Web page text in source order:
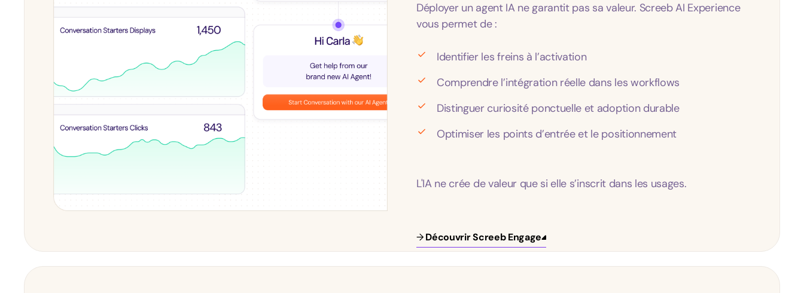
Déployer un agent IA ne garantit pas sa valeur. Screeb AI Experience
vous permet de :
Identifier les freins à l’activation
Comprendre l’intégration réelle dans les workflows
Distinguer curiosité ponctuelle et adoption durable
Optimiser les points d’entrée et le positionnement
L'IA ne crée de valeur que si elle s’inscrit dans les usages.
→Découvrir Screeb Engage